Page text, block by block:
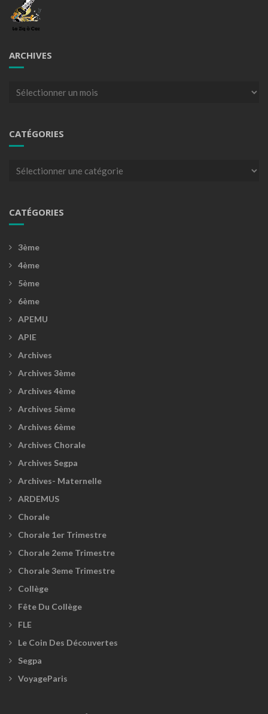
ARCHIVES
Archives
CATÉGORIES
Catégories
CATÉGORIES
3ème
4ème
5ème
6ème
APEMU
APIE
Archives
Archives 3ème
Archives 4ème
Archives 5ème
Archives 6ème
Archives Chorale
Archives Segpa
Archives- Maternelle
ARDEMUS
Chorale
Chorale 1er Trimestre
Chorale 2eme Trimestre
Chorale 3eme Trimestre
Collège
Fête Du Collège
FLE
Le Coin Des Découvertes
Segpa
VoyageParis